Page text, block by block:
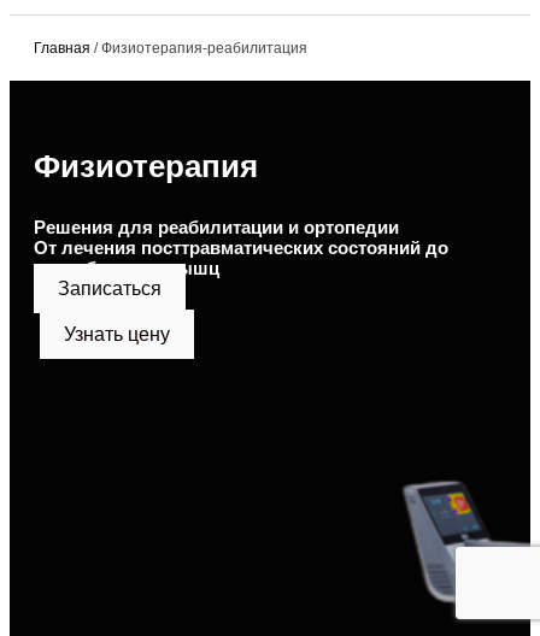
Главная / Физиотерапия-реабилитация
Физиотерапия
Решения для реабилитации и ортопедии
От лечения посттравматических состояний до
переобучения мышц
Записаться
Узнать цену